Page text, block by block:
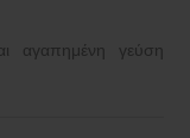
αγαπημένη γεύση